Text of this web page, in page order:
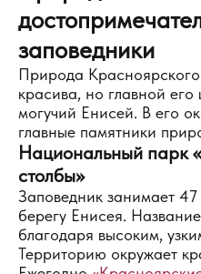
заповедники
Природа
красива, но главной его
могучий Енисей. В его
главные памятники
Национальный парк
столбы»
Заповедник занимает
берегу Енисея.
благодаря высоким,
Территорию окружает